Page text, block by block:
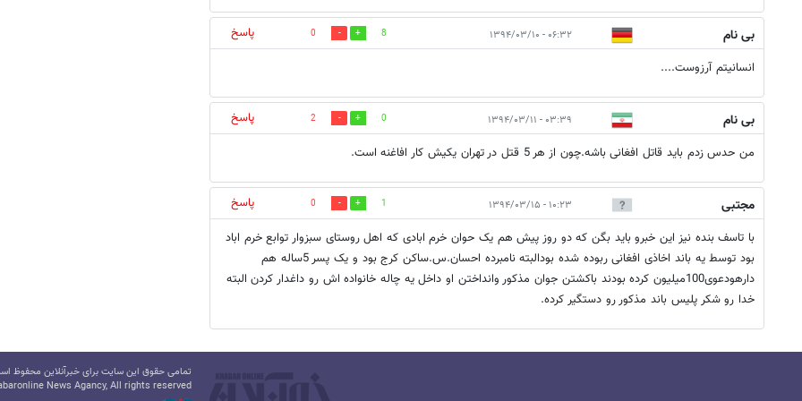
بی نام ۰۶:۳۲ - ۱۳۹۴/۰۳/۱۰ 8
0
پاسخ
انسانیتم آرزوست....
بی نام ۰۳:۳۹ - ۱۳۹۴/۰۳/۱۱ 0
2
پاسخ
من حدس زدم باید قاتل افغانی باشه.چون از هر 5 قتل در تهران یکیش کار افاغنه است.
مجتبی ۱۰:۲۳ - ۱۳۹۴/۰۳/۱۵ 1
0
پاسخ
با تاسف بنده نیز این خبرو باید بگن که دو روز پیش هم یک حوان خرم ابادی که اهل روستای سبزوار توابع خرم اباد
بود توسط یه باند اخاذی افغانی ربوده شده بودالبته نامبرده احسان.س.ساکن کرج بود و یک پسر 5ساله هم
دارهودعوی100میلیون کرده بودند باکشتن جوان مذکور وانداختن او داخل یه چاله خانواده اش رو داغدار کردن البته
خدا رو شکر پلیس باند مذکور رو دستگیر کرده.
تمامی حقوق این سایت برای خبرآنلاین محفوظ
News Agancy, All rights reserved